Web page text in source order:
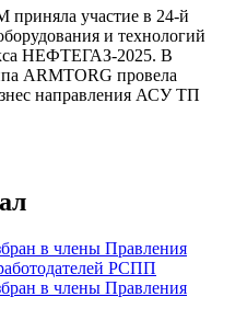
участие в 24-й
и технологий
НЕФТЕГАЗ-2025. В
ARMTORG провела
направления АСУ ТП
в члены Правления